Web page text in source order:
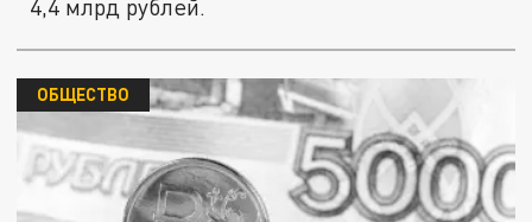
4,4 млрд рублей.
ОБЩЕСТВО